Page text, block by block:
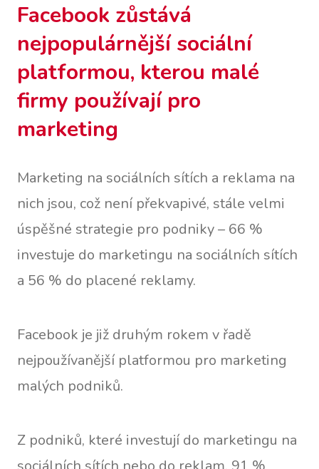
Facebook zůstává
nejpopulárnější sociální
platformou, kterou malé
firmy používají pro
marketing
Marketing na sociálních sítích a reklama na
nich jsou, což není překvapivé, stále velmi
úspěšné strategie pro podniky – 66 %
investuje do marketingu na sociálních sítích
a 56 % do placené reklamy.
Facebook je již druhým rokem v řadě
nejpoužívanější platformou pro marketing
malých podniků.
Z podniků, které investují do marketingu na